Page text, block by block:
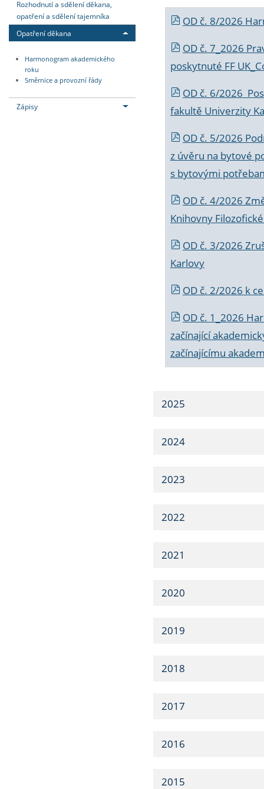
Rozhodnutí a sdělení děkana,
opatření a sdělení tajemníka
Opatření děkana
Harmonogram akademického
roku
Směrnice a provozní řády
Zápisy
OD č. 8/2026
OD č. 7_2026
poskytnuté FF
OD č. 6/2026
fakultě Univerzity
OD č. 5/2026
z úvěru na bytové
s bytovými
OD č. 4/2026
Knihovny
OD č. 3/2026
Karlovy
OD č. 2/2026 k
OD č. 1_2026
začínající
začínajícímu
2025
2024
2023
2022
2021
2020
2019
2018
2017
2016
2015